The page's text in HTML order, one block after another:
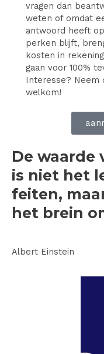
vragen dan
weten of omdat
antwoord heeft
perken blijft,
kosten in
gaan voor 100%
Interesse? Neem
welkom!
De waarde
is niet het
feiten,
het brein
Albert Einstein